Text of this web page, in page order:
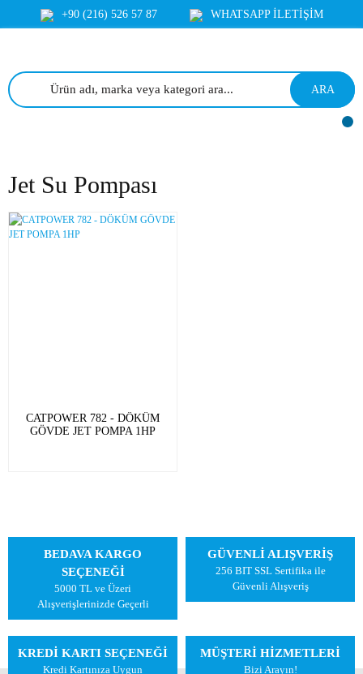
+90 (216) 526 57 87 WHATSAPP İLETİŞİM
ARA
Jet Su Pompası
CATPOWER 782 - DÖKÜM
GÖVDE JET POMPA 1HP
BEDAVA KARGO
SEÇENEĞİ
5000 TL ve Üzeri
Alışverişlerinizde Geçerli
GÜVENLİ ALIŞVERİŞ
256 BIT SSL Sertifika ile
Güvenli Alışveriş
KREDİ KARTI SEÇENEĞİ
Kredi Kartınıza Uygun
MÜŞTERİ HİZMETLERİ
Bizi Arayın!